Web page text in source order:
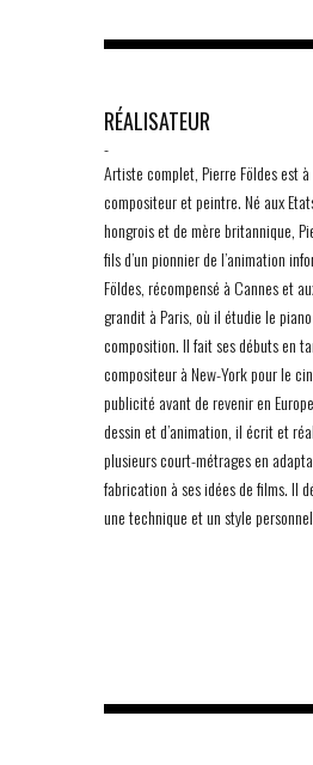
RÉALISATEUR
-
Artiste complet, Pierre Földes est
compositeur et peintre. Né aux
hongrois et de mère britannique,
fils d’un pionnier de l’animation
Földes, récompensé à Cannes et
grandit à Paris, où il étudie le
composition. Il fait ses débuts en
compositeur à New-York pour le
publicité avant de revenir en
dessin et d’animation, il écrit et
plusieurs court-métrages en
fabrication à ses idées de films. Il
une technique et un style